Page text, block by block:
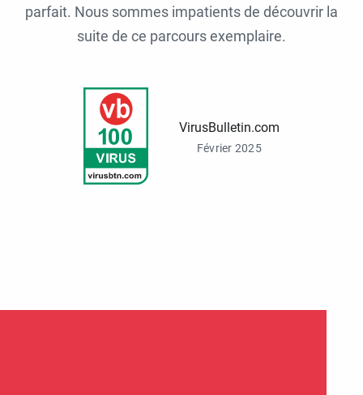
parfait. Nous sommes impatients de découvrir la
suite de ce parcours exemplaire.
VirusBulletin.com
Février 2025